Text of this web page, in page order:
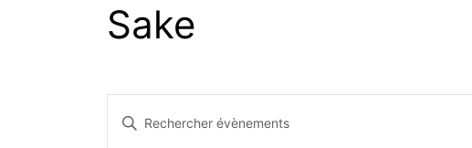
Sake
Recherche
Saisir